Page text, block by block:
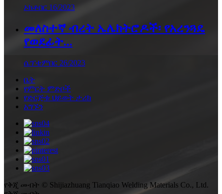
ኦክቶበር 16/2023
መለስተኛ ብረት ኤሌክትሮዶች፡ የአረንጓዴ
የወደፊት...
ሴፕቴምበር 26/2023
ቤት
የምርት ምድቦች
የድርጅቱ ህይወት ታሪክ
አግኙን
የቅጂ መብት © Shijiazhuang Tianqiao Welding Materials Co., Ltd.